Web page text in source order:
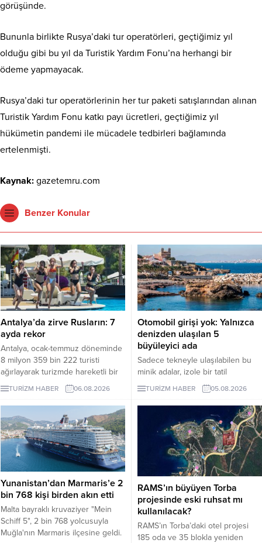
görüşünde.
Bununla birlikte Rusya’daki tur operatörleri, geçtiğimiz yıl
olduğu gibi bu yıl da Turistik Yardım Fonu’na herhangi bir
ödeme yapmayacak.
Rusya’daki tur operatörlerinin her tur paketi satışlarından alınan
Turistik Yardım Fonu katkı payı ücretleri, geçtiğimiz yıl
hükümetin pandemi ile mücadele tedbirleri bağlamında
ertelenmişti.
Kaynak: gazetemru.com
Benzer Konular
Antalya’da zirve Rusların: 7
ayda rekor
Antalya, ocak-temmuz döneminde
8 milyon 359 bin 222 turisti
ağırlayarak turizmde hareketli bir
dönemi geride bıraktı. 1 milyon
979 bin ziyaretçiyle listenin ilk
sırasında yer alan Ruslar, kente
gelen her 4 turistten birini
oluşturdu.
TURİZM HABER 06.08.2026
Otomobil girişi yok: Yalnızca
denizden ulaşılan 5
büyüleyici ada
Sadece tekneyle ulaşılabilen bu
minik adalar, izole bir tatil
arayanlara eşsiz deneyimler
sunuyor. Peki, bu adaları farklı
kılan özellikler nelerdir? İşte
TURİZM HABER 05.08.2026
Yunanistan’dan Marmaris’e 2
bin 768 kişi birden akın etti
Malta bayraklı kruvaziyer "Mein
Schiff 5", 2 bin 768 yolcusuyla
Muğla'nın Marmaris ilçesine geldi.
RAMS’ın büyüyen Torba
projesinde eski ruhsat mı
kullanılacak?
RAMS’ın Torba’daki otel projesi
185 oda ve 35 blokla yeniden